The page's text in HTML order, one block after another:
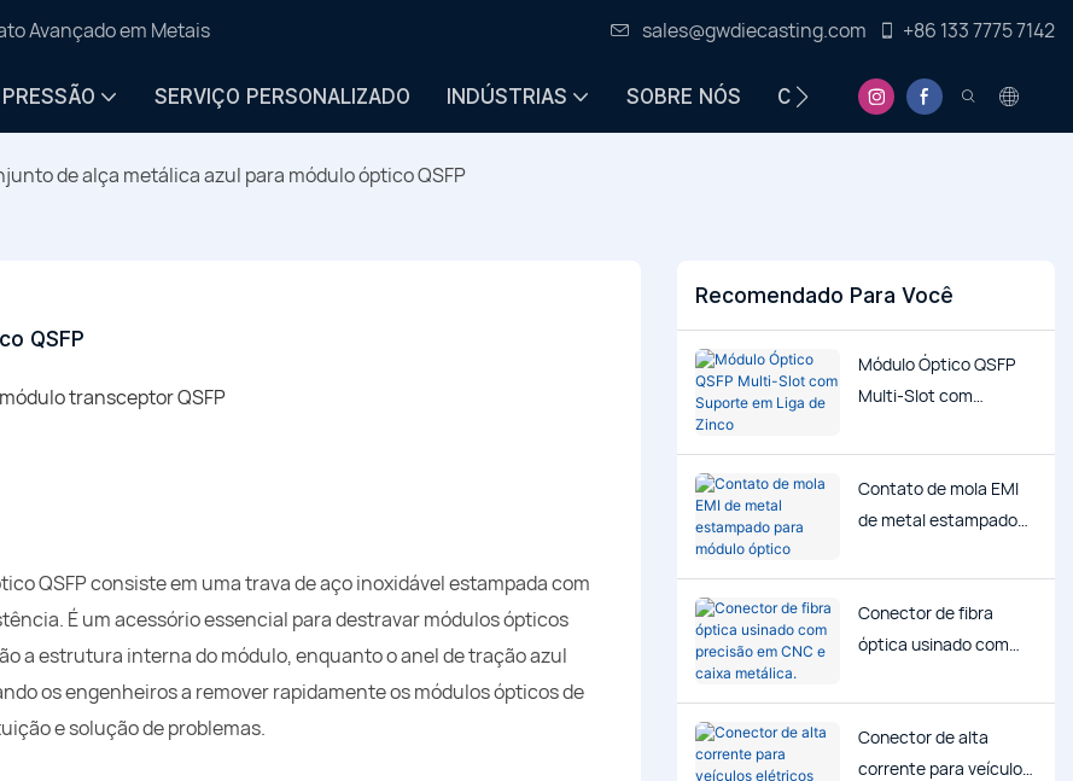
Avançado em Metais sales@gwdiecasting.com +86 133 7775 7142
SERVIÇO PERSONALIZADO INDÚSTRIAS SOBRE NÓS CENTRO DE INFORMAÇÕES
de alça metálica azul para módulo óptico QSFP
QSFP
transceptor QSFP
QSFP consiste em uma trava de aço inoxidável estampada com
É um acessório essencial para destravar módulos ópticos
a estrutura interna do módulo, enquanto o anel de tração azul
os engenheiros a remover rapidamente os módulos ópticos de
e solução de problemas.
Recomendado Para Você
Módulo Óptico QSFP
Multi-Slot com
Zinco
Contato de mola EMI
de metal estampado
Conector de fibra
óptica usinado com
caixa metálica.
Conector de alta
corrente para veículos